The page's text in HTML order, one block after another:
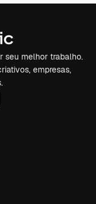
seu melhor trabalho.
empresas,